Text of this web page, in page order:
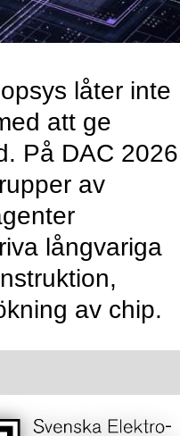
låter inte
att ge
På DAC 2026
av
långvariga
av chip.